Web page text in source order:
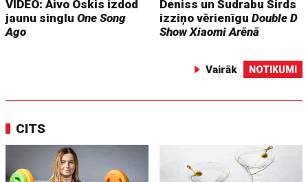
VIDEO: Aivo Oskis izdod
jaunu singluOne Song
Ago
Deniss un Sudrabu Sirds
izziņo vērienīguDouble D
Show Xiaomi Arēnā
Vairāk NOTIKUMI
CITS